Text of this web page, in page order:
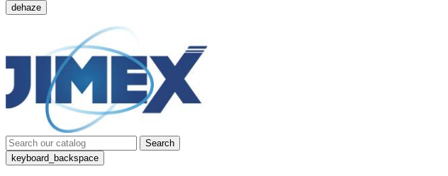
dehaze
Search
keyboard_backspace